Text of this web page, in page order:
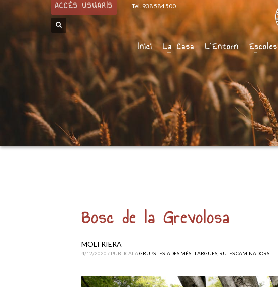
ACCÉS USUARIS Tel. 938 584 500
Inici La Casa L’Entorn Escoles
Bosc de la Grevolosa
MOLI RIERA
4/12/2020 / PUBLICAT A GRUPS - ESTADES MÉS LLARGUES RUTES CAMINADORS